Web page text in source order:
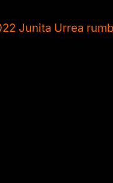
Junita Urrea